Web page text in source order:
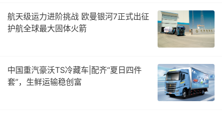
航天级运力进阶挑战 欧曼银河7正式出征
护航全球最大固体火箭
中国重汽豪沃TS冷藏车|配齐“夏日四件
套”，生鲜运输稳创富